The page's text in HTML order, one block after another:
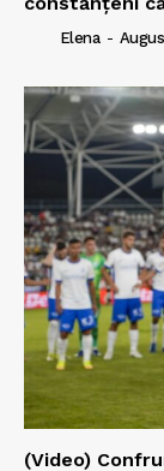
Elena -
(Video)